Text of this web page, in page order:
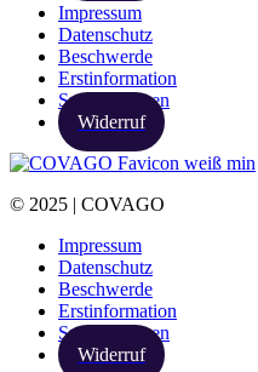
Impressum
Datenschutz
Beschwerde
Erstinformation
Spezialthemen
Widerruf
© 2025 | COVAGO
Impressum
Datenschutz
Beschwerde
Erstinformation
Spezialthemen
Widerruf